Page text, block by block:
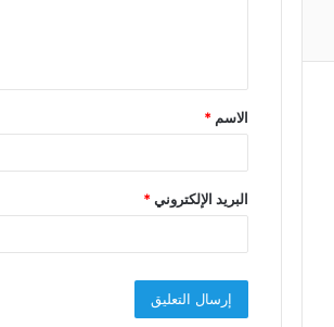
ق
*
الاسم *
البريد الإلكتروني*